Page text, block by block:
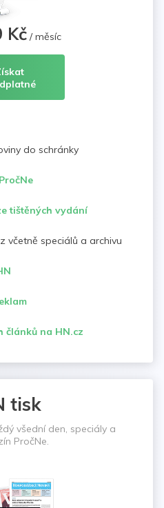
Kč/ měsíc
do schránky
tištěných vydání
včetně speciálů a archivu
článků na HN.cz
tisk
všední den, speciály a
PročNe.